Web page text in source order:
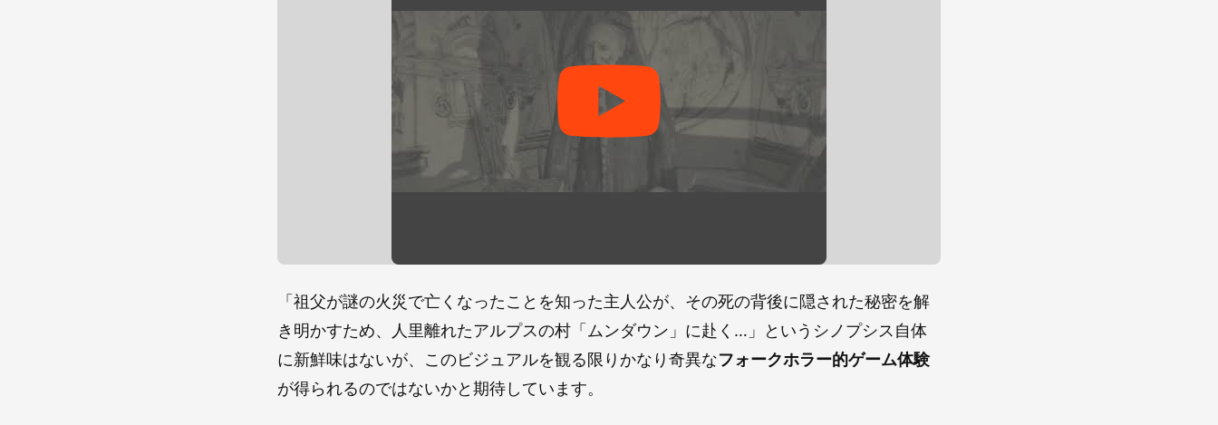
「祖父が謎の火災で亡くなったことを知った主人公が、その死の背後に隠された秘密を解
き明かすため、人里離れたアルプスの村「ムンダウン」に赴く…」というシノプシス自体
に新鮮味はないが、このビジュアルを観る限りかなり奇異なフォークホラー的ゲーム体験
が得られるのではないかと期待しています。